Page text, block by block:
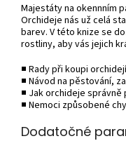
Majestáty na okennním
Orchideje nás už celá
barev. V této knize se
rostliny, aby vás jejich
■ Rady při koupi
■ Návod na pěstování,
■ Jak orchideje
■ Nemoci způsobené
Dodatočné